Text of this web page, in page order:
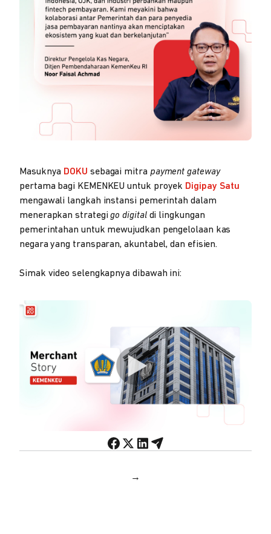
Masuknya DOKU sebagai mitra payment gateway
pertama bagi KEMENKEU untuk proyek Digipay Satu
mengawali langkah instansi pemerintah dalam
menerapkan strategigo digitaldi lingkungan
pemerintahan untuk mewujudkan pengelolaan kas
negara yang transparan, akuntabel, dan efisien.
Simak video selengkapnya dibawah ini:
→